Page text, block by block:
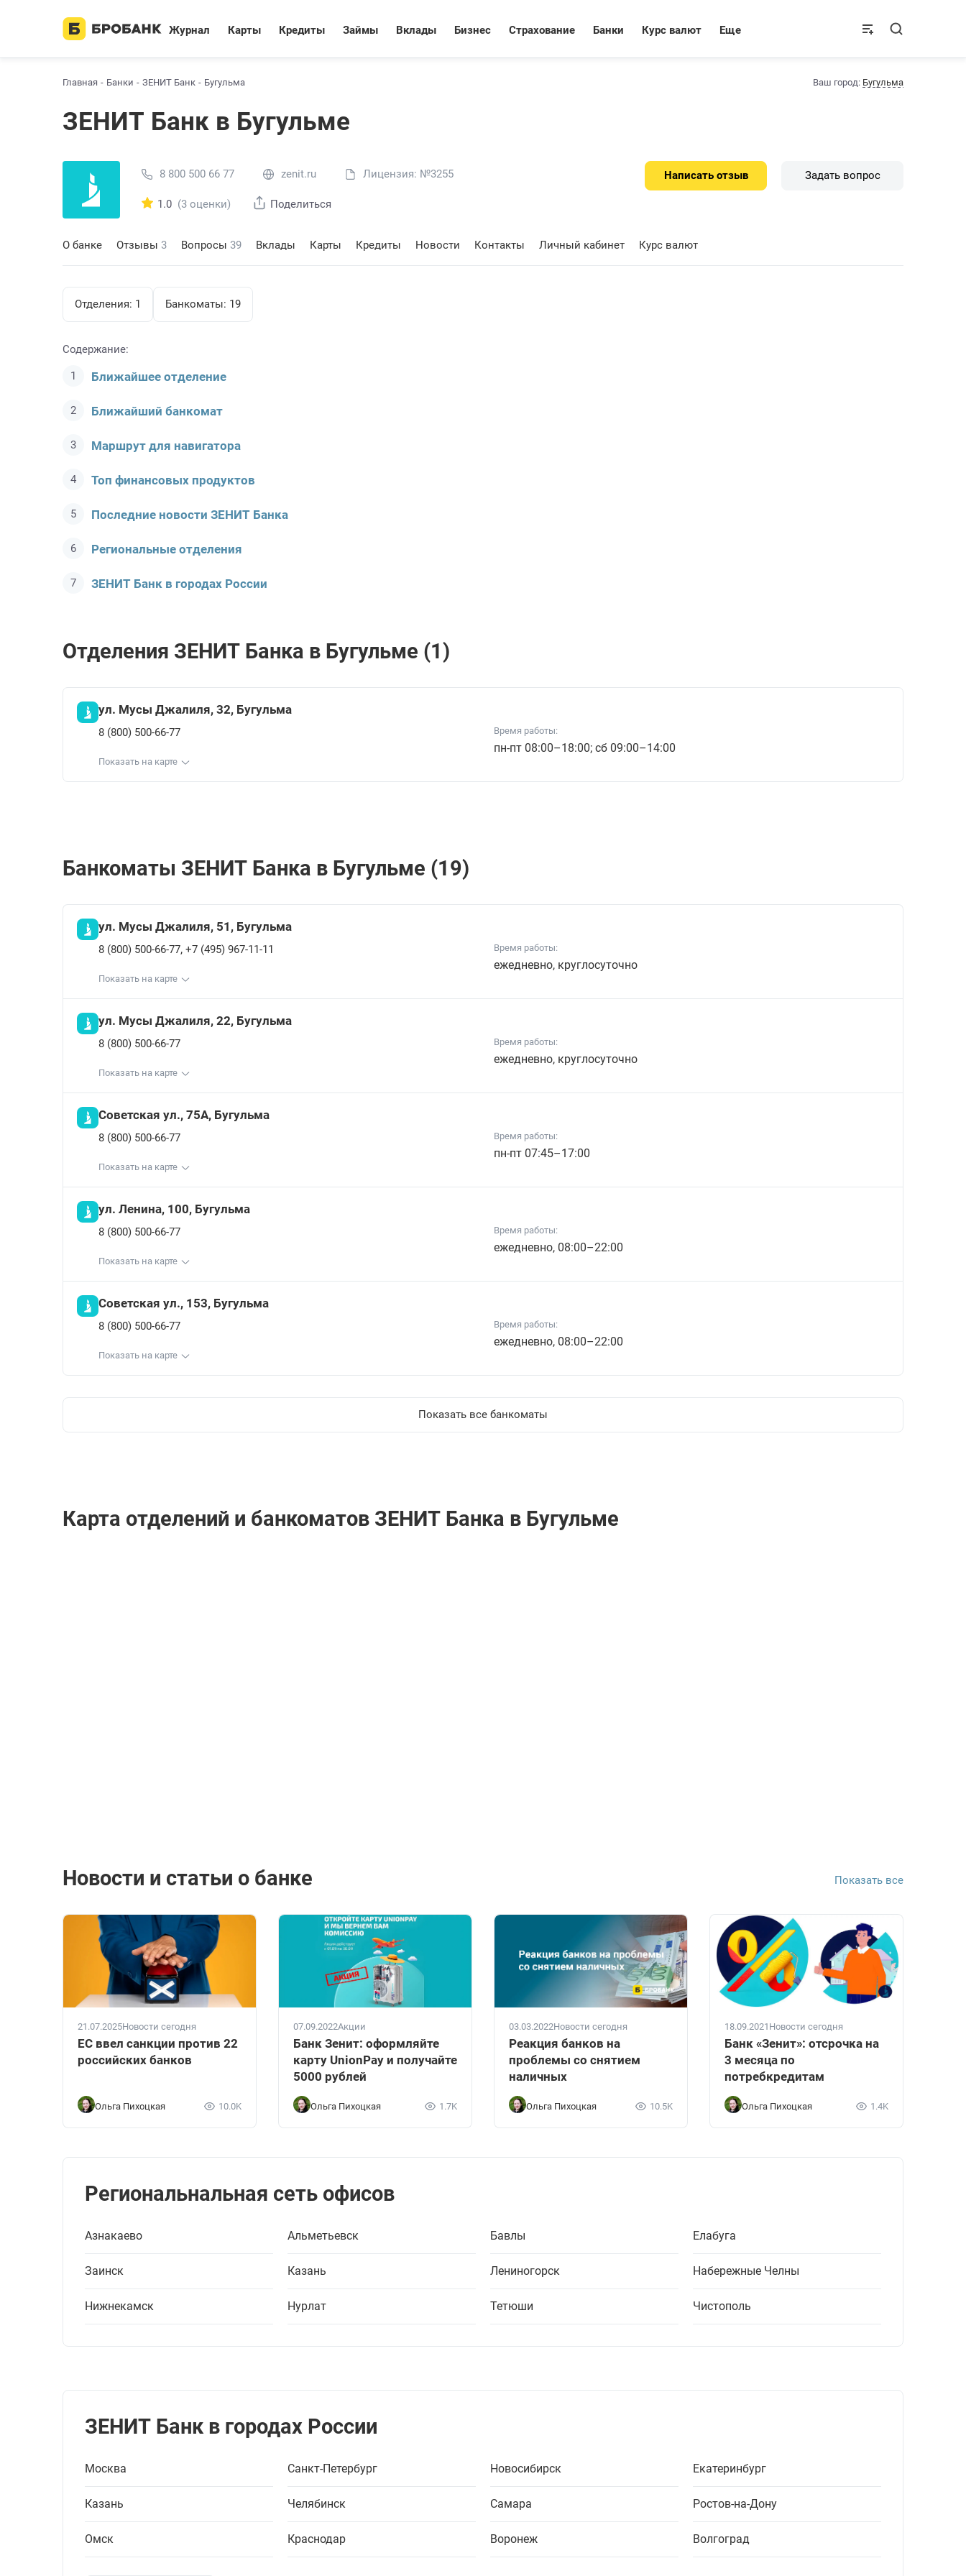
Журнал Карты Кредиты Займы Вклады Бизнес Страхование Банки Курс валют Еще
Главная Банки ЗЕНИТ Банк Бугульма Ваш город: Бугульма
ЗЕНИТ Банк в Бугульме
8 800 500 66 77 zenit.ru Лицензия: №3255
1.0 (3 оценки) Поделиться
Написать отзыв Задать вопрос
О банке Отзывы 3 Вопросы 39 Вклады Карты Кредиты Новости Контакты Личный кабинет Курс валют
Отделения: 1 Банкоматы: 19
Содержание:
Ближайшее отделение
Ближайший банкомат
Маршрут для навигатора
Топ финансовых продуктов
Последние новости ЗЕНИТ Банкa
Региональные отделения
ЗЕНИТ Банк в городах России
Отделения ЗЕНИТ Банкa в Бугульме (1)
ул. Мусы Джалиля, 32, Бугульма
8 (800) 500-66-77 Время работы:
пн-пт 08:00–18:00; сб 09:00–14:00
Показать на карте
Банкоматы ЗЕНИТ Банкa в Бугульме (19)
ул. Мусы Джалиля, 51, Бугульма
8 (800) 500-66-77, +7 (495) 967-11-11 Время работы:
ежедневно, круглосуточно
Показать на карте
ул. Мусы Джалиля, 22, Бугульма
8 (800) 500-66-77 Время работы:
ежедневно, круглосуточно
Показать на карте
Советская ул., 75А, Бугульма
8 (800) 500-66-77 Время работы:
пн-пт 07:45–17:00
Показать на карте
ул. Ленина, 100, Бугульма
8 (800) 500-66-77 Время работы:
ежедневно, 08:00–22:00
Показать на карте
Советская ул., 153, Бугульма
8 (800) 500-66-77 Время работы:
ежедневно, 08:00–22:00
Показать на карте
Показать все банкоматы
Карта отделений и банкоматов ЗЕНИТ Банкa в Бугульме
Новости и статьи о банке Показать все
21.07.2025Новости сегодня
ЕС ввел санкции против 22
российских банков
Ольга Пихоцкая 10.0K
07.09.2022Акции
Банк Зенит: оформляйте
карту UnionPay и получайте
5000 рублей
Ольга Пихоцкая 1.7K
03.03.2022Новости сегодня
Реакция банков на
проблемы со снятием
наличных
Ольга Пихоцкая 10.5K
18.09.2021 Новости сегодня
Банк «Зенит»: отсрочка на
3 месяца по
потребкредитам
Ольга Пихоцкая 1.4K
Региональнальная сеть офисов
Азнакаево Альметьевск Бавлы Елабуга
Заинск Казань Лениногорск Набережные Челны
Нижнекамск Нурлат Тетюши Чистополь
ЗЕНИТ Банк в городах России
Москва Санкт-Петербург Новосибирск Екатеринбург
Казань Челябинск Самара Ростов-на-Дону
Омск Краснодар Воронеж Волгоград